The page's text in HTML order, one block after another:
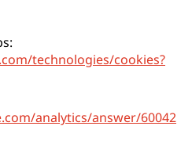
technologies/cookies?
analytics/answer/60042